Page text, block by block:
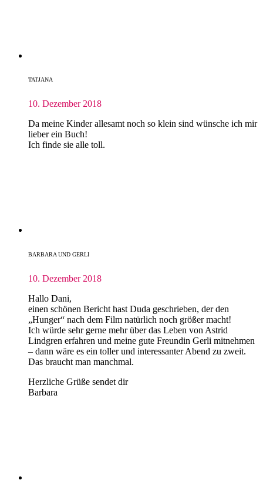
TATJANA
10. Dezember 2018
Da meine Kinder allesamt noch so klein sind wünsche ich mir
lieber ein Buch!
Ich finde sie alle toll.
BARBARA UND GERLI
10. Dezember 2018
Hallo Dani,
einen schönen Bericht hast Duda geschrieben, der den
„Hunger“ nach dem Film natürlich noch größer macht!
Ich würde sehr gerne mehr über das Leben von Astrid
Lindgren erfahren und meine gute Freundin Gerli mitnehmen
– dann wäre es ein toller und interessanter Abend zu zweit.
Das braucht man manchmal.
Herzliche Grüße sendet dir
Barbara